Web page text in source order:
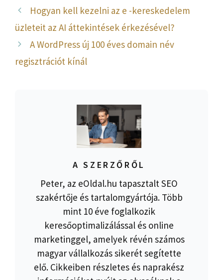
Hogyan kell kezelni az e -kereskedelem
üzleteit az AI áttekintések érkezésével?
A WordPress új 100 éves domain név
regisztrációt kínál
A SZERZŐRŐL
Peter, az eOldal.hu tapasztalt SEO
szakértője és tartalomgyártója. Több
mint 10 éve foglalkozik
keresőoptimalizálással és online
marketinggel, amelyek révén számos
magyar vállalkozás sikerét segítette
elő. Cikkeiben részletes és naprakész